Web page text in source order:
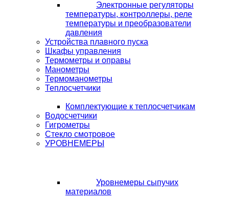
Электронные регуляторы
температуры, контроллеры, реле
температуры и преобразователи
давления
Устройства плавного пуска
Шкафы управления
Термометры и оправы
Манометры
Термоманометры
Теплосчетчики
Комплектующие к теплосчетчикам
Водосчетчики
Гигрометры
Стекло смотровое
УРОВНЕМЕРЫ
Уровнемеры сыпучих
материалов